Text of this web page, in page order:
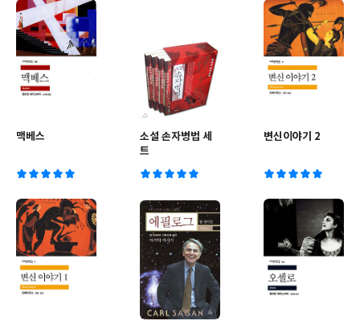
맥베스
소설 손자병법 세
트
변신이야기 2